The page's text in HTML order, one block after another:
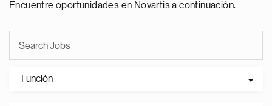
Encuentre oportunidades en Novartis a continuación.
Función